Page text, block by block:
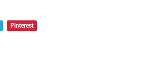
Pinterest